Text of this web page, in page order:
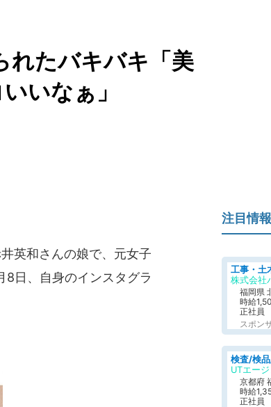
れたバキバキ「美
いなぁ」
英和さんの娘で、元女子
日、自身のインスタグラ
注目情報
株式会社
福岡県
時給
正社員
スポン
UTエー
京都府
時給
正社員